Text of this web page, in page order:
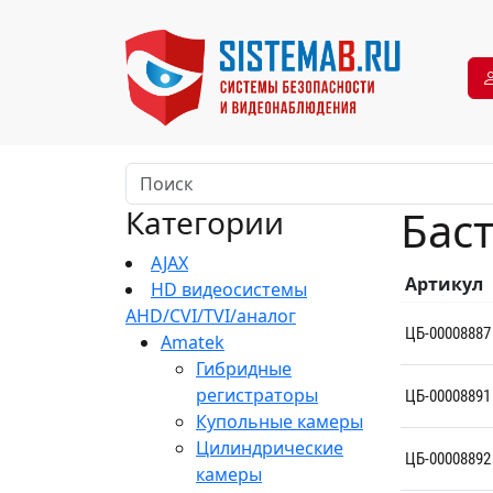
Категории
AJAX
HD видеосистемы
AHD/CVI/TVI/аналог
Amatek
Гибридные
регистраторы
Купольные камеры
Цилиндрические
камеры
Артикул
ЦБ-00008887
ЦБ-00008891
ЦБ-00008892